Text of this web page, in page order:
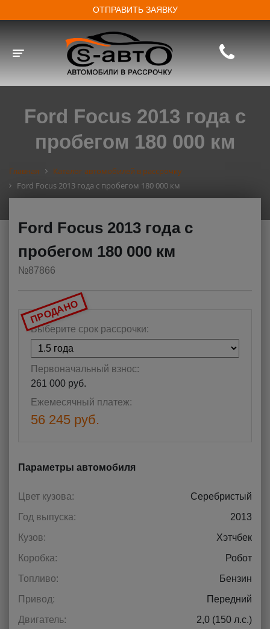
Toggle navigation
ОТПРАВИТЬ ЗАЯВКУ
Ford Focus 2013 года с
пробегом 180 000 км
Главная
Каталог автомобилей в рассрочку
Ford Focus 2013 года с пробегом 180 000 км
Ford Focus 2013 года с
пробегом 180 000 км
№87866
Выберите срок рассрочки:
Первоначальный взнос:
261 000 руб.
Ежемесячный платеж:
56 245 руб.
Параметры автомобиля
Цвет кузова:
Серебристый
Год выпуска:
2013
Кузов:
Хэтчбек
Коробка:
Робот
Топливо:
Бензин
Привод:
Передний
Двигатель:
2,0 (150 л.с.)
ПРОДАНО